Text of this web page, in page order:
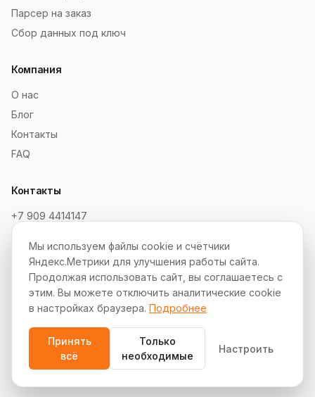
Парсер на заказ
Сбор данных под ключ
Компания
О нас
Блог
Контакты
FAQ
Контакты
+7 909 4414147
Telegram: @SokSaitov_bot
Пн–Пт, 10:00–19:00
Партнёрская программа
© 2012–2026 СокСайтов. Все права защищены.
Мы используем файлы cookie и счётчики
Яндекс.Метрики для улучшения работы сайта.
Продолжая использовать сайт, вы соглашаетесь с
этим. Вы можете отключить аналитические cookie
в настройках браузера. Подробнее
Принять
всё
Только
необходимые
Настроить